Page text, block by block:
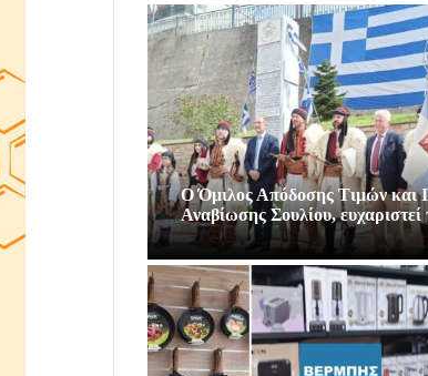
Ο Όμιλος Απόδοσης Τιμών και
Αναβίωσης Σουλίου,